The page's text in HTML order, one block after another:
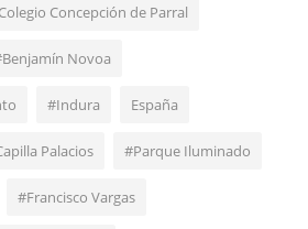
Concepción de Parral
Novoa
#Indura España
Palacios #Parque Iluminado
#Francisco Vargas